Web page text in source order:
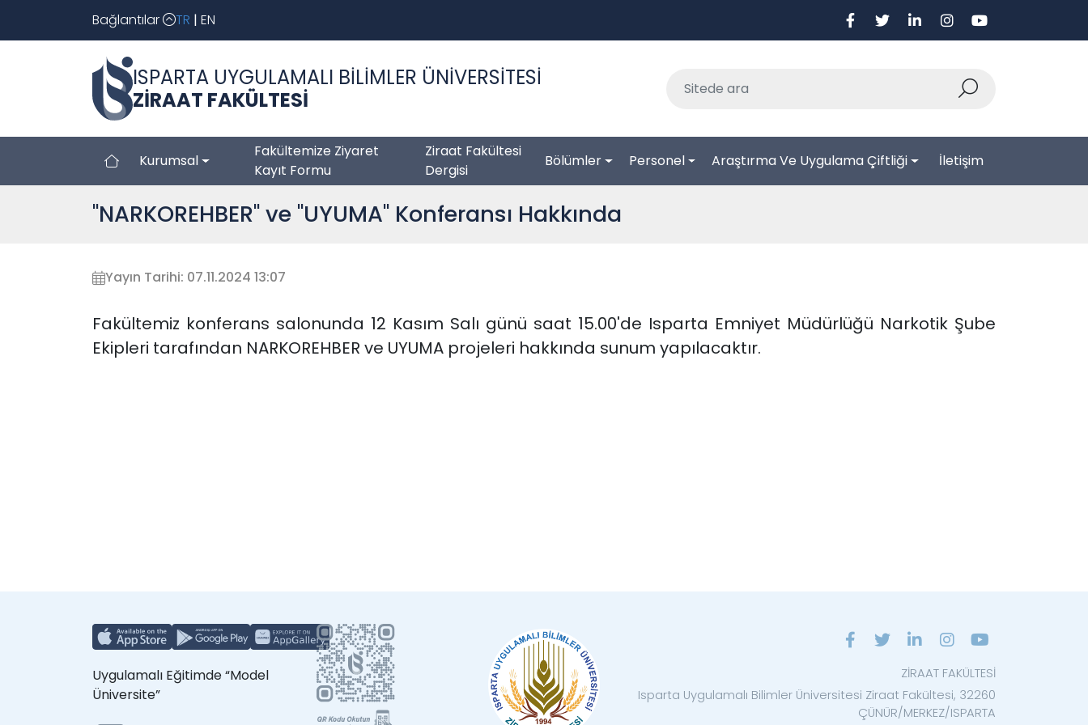
Bağlantılar TR | EN
ISPARTA UYGULAMALI BİLİMLER ÜNİVERSİTESİ
ZİRAAT FAKÜLTESİ
Kurumsal
Fakültemize Ziyaret
Kayıt Formu
Ziraat Fakültesi
Dergisi
Bölümler Personel Araştırma Ve Uygulama Çiftliği İletişim
"NARKOREHBER" ve "UYUMA" Konferansı Hakkında
Yayın Tarihi: 07.11.2024 13:07
Fakültemiz konferans salonunda 12 Kasım Salı günü saat 15.00'de Isparta Emniyet Müdürlüğü Narkotik Şube
Ekipleri tarafından NARKOREHBER ve UYUMA projeleri hakkında sunum yapılacaktır.
Uygulamalı Eğitimde “Model
Üniversite”
ZİRAAT FAKÜLTESİ
Isparta Uygulamalı Bilimler Üniversitesi Ziraat Fakültesi, 32260
ÇÜNÜR/MERKEZ/ISPARTA